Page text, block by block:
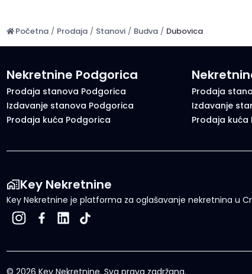
Početna / Prodaja / Stanovi / Budva / Dubovica
Nekretnine Podgorica
Prodaja stanova Podgorica
Izdavanje stanova Podgorica
Prodaja kuća Podgorica
Prodaja
Izdavanje
Prodaja kuća
Key Nekretnine
Key Nekretnine je platforma za oglašavanje nekretnina u
©2026 Key Nekretnine.Sva prava zadržana.